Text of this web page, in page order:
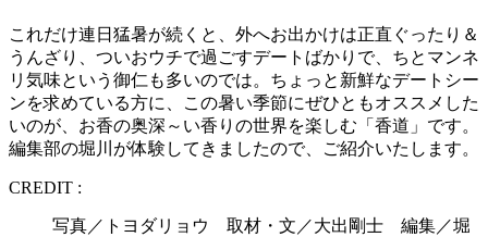
これだけ連日猛暑が続くと、外へお出かけは正直ぐったり＆
うんざり、ついおウチで過ごすデートばかりで、ちとマンネ
リ気味という御仁も多いのでは。ちょっと新鮮なデートシー
ンを求めている方に、この暑い季節にぜひともオススメした
いのが、お香の奥深～い香りの世界を楽しむ「香道」です。
編集部の堀川が体験してきましたので、ご紹介いたします。
CREDIT :
写真／トヨダリョウ 取材・文／大出剛士 編集／堀